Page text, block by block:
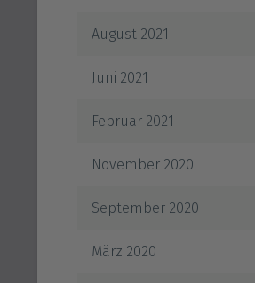
August 2021
Juni 2021
Februar 2021
November 2020
September 2020
März 2020